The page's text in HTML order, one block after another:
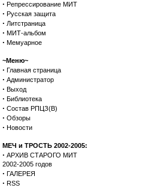
· Репрессирование МИТ
· Русская защита
· Литстраница
· МИТ-альбом
· Мемуарное
~Меню~
· Главная страница
· Администратор
· Выход
· Библиотека
· Состав РПЦЗ(В)
· Обзоры
· Новости
МЕЧ и ТРОСТЬ 2002-2005:
· АРХИВ СТАРОГО МИТ
2002-2005 годов
· ГАЛЕРЕЯ
· RSS